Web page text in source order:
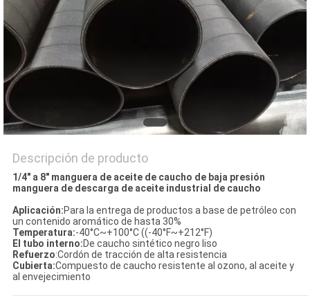
MAPA
DEL
SITIO
PRIVACY
POLICY
Descripción de producto
1/4" a 8" manguera de aceite de caucho de baja presión
manguera de descarga de aceite industrial de caucho
Aplicación:Para la entrega de productos a base de petróleo con
un contenido aromático de hasta 30%
Temperatura:-40°C~+100°C ((-40°F~+212°F)
El tubo interno:De caucho sintético negro liso
Refuerzo:Cordón de tracción de alta resistencia
Cubierta:Compuesto de caucho resistente al ozono, al aceite y
al envejecimiento